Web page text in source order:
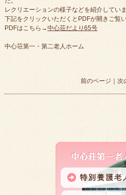
レクリエーションの様子などを紹介していま
下記をクリックいただくとPDFが開きご覧
PDFはこちら→中心荘だより65号
中心荘第一・第二老人ホーム
前のページ ｜ 次